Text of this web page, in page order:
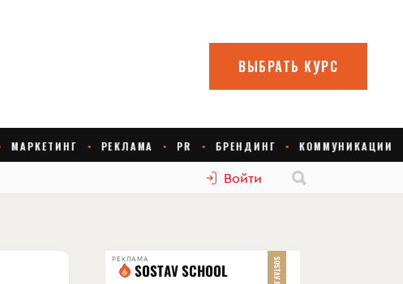
Войти
РЕКЛАМА